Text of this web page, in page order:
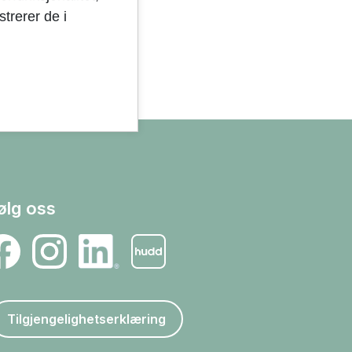
oss
Tilgjengelighetserklæring
de i